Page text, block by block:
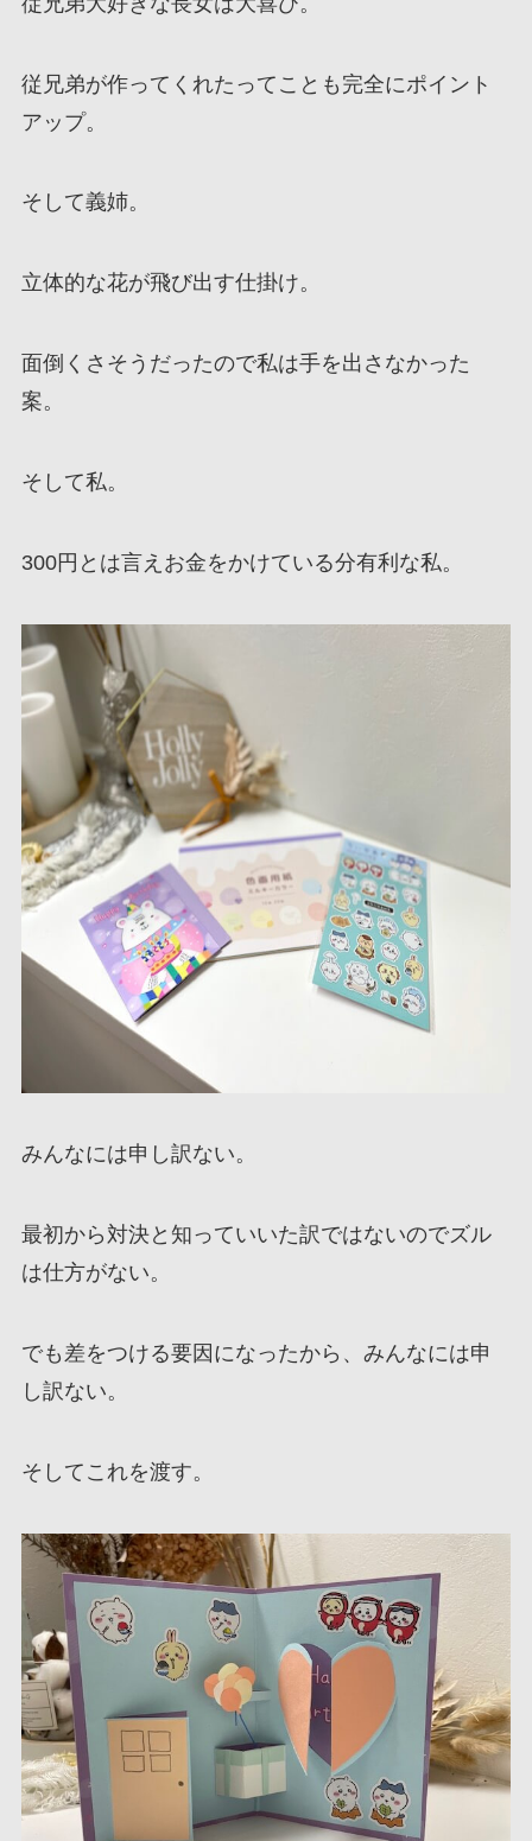
従兄弟が作ってくれたってことも完全にポイント
アップ。
そして義姉。
立体的な花が飛び出す仕掛け。
面倒くさそうだったので私は手を出さなかった
案。
そして私。
300円とは言えお金をかけている分有利な私。
みんなには申し訳ない。
最初から対決と知っていいた訳ではないのでズル
は仕方がない。
でも差をつける要因になったから、みんなには申
し訳ない。
そしてこれを渡す。